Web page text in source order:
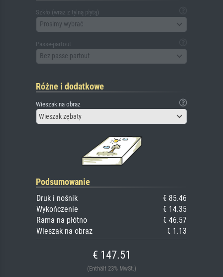
Szkło (wraz z tylną płytą)
Prosimy wybrać
Passe-partout
Bez passe-partout
Różne i dodatkowe
Wieszak na obraz
Wieszak zębaty
Podsumowanie
Druk i nośnik
€ 85.46
Wykończenie
€ 14.35
Rama na płótno
€ 46.57
Wieszak na obraz
€ 1.13
€ 147.51
(Enthält 23% MwSt.)